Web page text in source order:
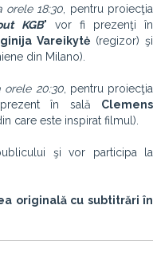
orele 18:30 , pentru proiecţia
KGB" vor fi prezenţi în
Vareikytė(regizor) şi
din Milano).
orele 20:30, pentru proiecţia
în sală Clemens
care este inspirat filmul).
şi vor participa la
originală cu subtitrări în